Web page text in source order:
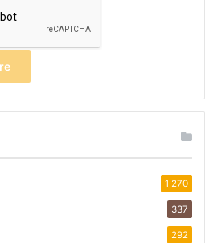
1 270
337
292